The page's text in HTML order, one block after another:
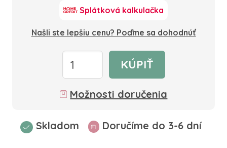
Splátková kalkulačka
Našli ste lepšiu cenu? Poďme sa dohodnúť
KÚPIŤ
Možnosti doručenia
Skladom Doručíme do 3-6 dní